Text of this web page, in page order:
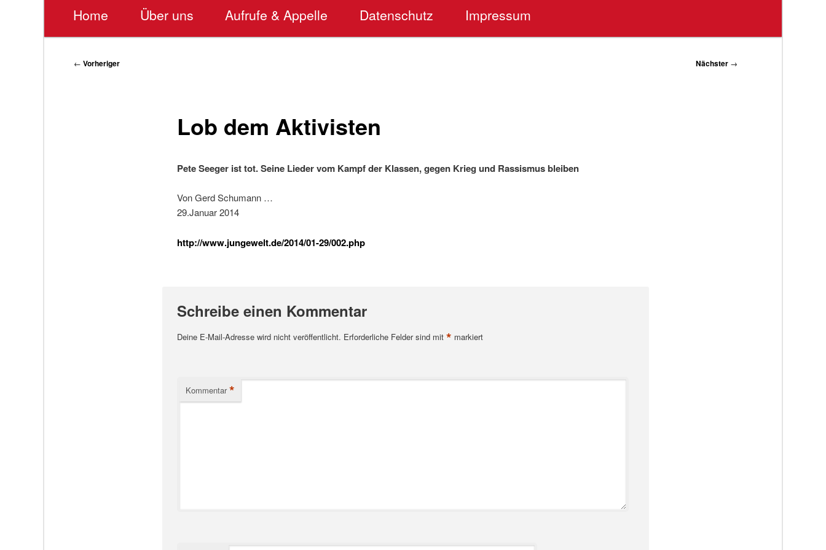
Home Über uns Aufrufe & Appelle Datenschutz Impressum
Beitragsnavigation
← Vorheriger Nächster →
Lob dem Aktivisten
Pete Seeger ist tot. Seine Lieder vom Kampf der Klassen, gegen Krieg und Rassismus bleiben
Von Gerd Schumann …
29.Januar 2014
http://www.jungewelt.de/2014/01-29/002.php
Schreibe einen Kommentar
Deine E-Mail-Adresse wird nicht veröffentlicht. Erforderliche Felder sind mit * markiert
Kommentar *